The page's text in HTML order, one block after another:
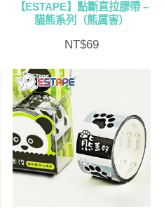
【ESTAPE】點斷直拉膠帶 –
貓熊系列（熊厲害）
NT$69